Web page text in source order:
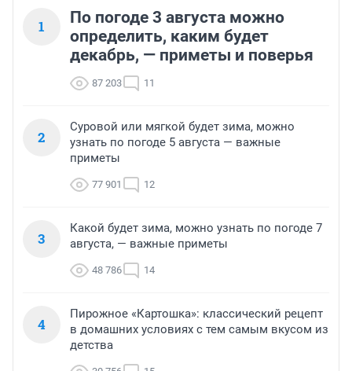
1
По погоде 3 августа можно
определить, каким будет
декабрь, — приметы и поверья
87 203 11
2
Суровой или мягкой будет зима, можно
узнать по погоде 5 августа — важные
приметы
77 901 12
3
Какой будет зима, можно узнать по погоде 7
августа, — важные приметы
48 786 14
4
Пирожное «Картошка»: классический рецепт
в домашних условиях с тем самым вкусом из
детства